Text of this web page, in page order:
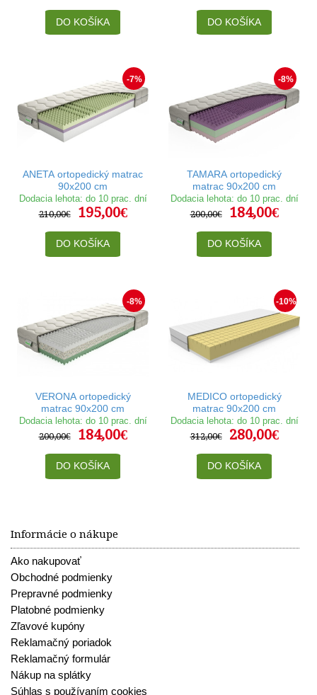
DO KOŠÍKA DO KOŠÍKA
-7%
ANETA ortopedický matrac
90x200 cm
Dodacia lehota: do 10 prac. dní
210,00€
195,00€
DO KOŠÍKA
-8%
TAMARA ortopedický
matrac 90x200 cm
Dodacia lehota: do 10 prac. dní
200,00€
184,00€
DO KOŠÍKA
-8%
VERONA ortopedický
matrac 90x200 cm
Dodacia lehota: do 10 prac. dní
200,00€
184,00€
DO KOŠÍKA
-10%
MEDICO ortopedický
matrac 90x200 cm
Dodacia lehota: do 10 prac. dní
312,00€
280,00€
DO KOŠÍKA
Informácie o nákupe
Ako nakupovať
Obchodné podmienky
Prepravné podmienky
Platobné podmienky
Zľavové kupóny
Reklamačný poriadok
Reklamačný formulár
Nákup na splátky
Súhlas s používaním cookies